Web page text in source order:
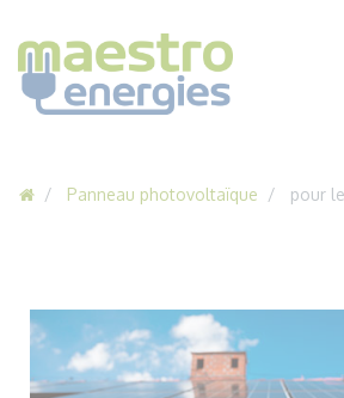
Panneau photovoltaïque pour